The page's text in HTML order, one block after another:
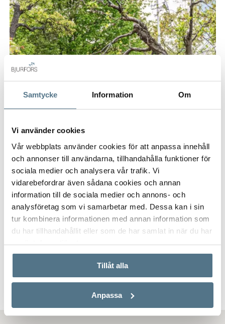
Samtycke Information Om
Vi använder cookies
Vår webbplats använder cookies för att anpassa innehåll
och annonser till användarna, tillhandahålla funktioner för
sociala medier och analysera vår trafik. Vi
vidarebefordrar även sådana cookies och annan
information till de sociala medier och annons- och
analysföretag som vi samarbetar med. Dessa kan i sin
tur kombinera informationen med annan information som
du har tillhandahållit eller som de har samlat in när du har
använt deras tjänster.
Tillåt alla
Anpassa
JUTAHUSEN, LUND
Rådmansgatan 15 - kolonistuga
(17&18) i koloniområdet S:t